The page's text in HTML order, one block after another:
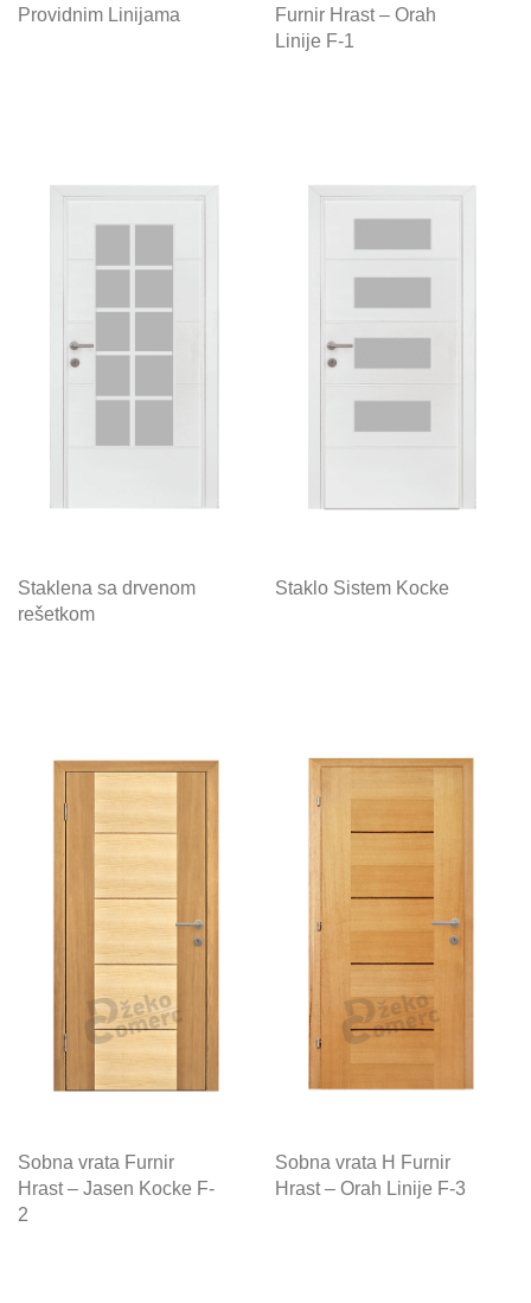
Providnim Linijama
Furnir Hrast – Orah
Linije F-1
Staklena sa drvenom
rešetkom
Staklo Sistem Kocke
Sobna vrata Furnir
Hrast – Jasen Kocke F-
2
Sobna vrata H Furnir
Hrast – Orah Linije F-3